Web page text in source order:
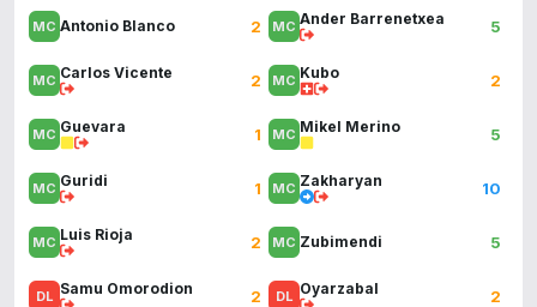
Antonio Blanco 2
Carlos Vicente 2
Guevara 1
Guridi 1
Luis Rioja 2
Samu Omorodion 2
Ander Barrenetxea 5
Kubo 2
Mikel Merino 5
Zakharyan 10
Zubimendi 5
Oyarzabal 2